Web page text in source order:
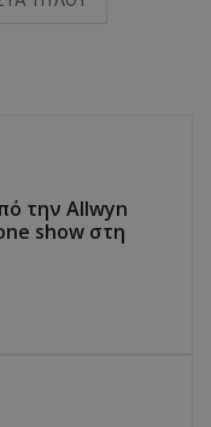
την Allwyn
show στη